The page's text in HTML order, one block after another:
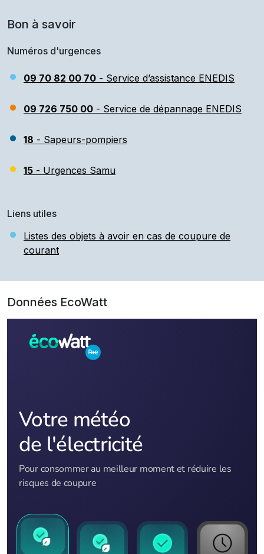
Bon à savoir
Numéros d'urgences
09 70 82 00 70 - Service d’assistance ENEDIS
09 726 750 00 - Service de dépannage ENEDIS
18 - Sapeurs-pompiers
15 - Urgences Samu
Liens utiles
Listes des objets à avoir en cas de coupure de
courant
Données EcoWatt